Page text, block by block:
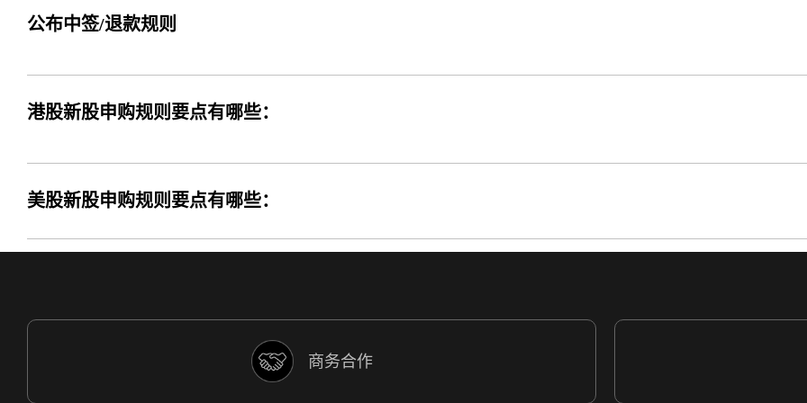
公布中签/退款规则
港股新股申购规则要点有哪些：
美股新股申购规则要点有哪些：
商务合作